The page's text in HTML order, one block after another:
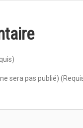
sera pas publié)